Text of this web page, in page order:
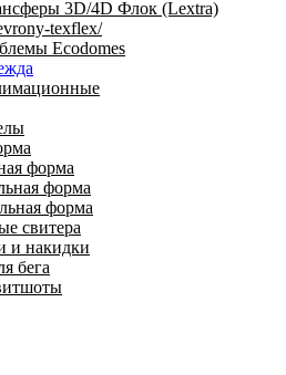
3D/4D Флок (Lextra)
texflex/
Ecodomes
форма
форма
форма
свитера
и накидки
бега